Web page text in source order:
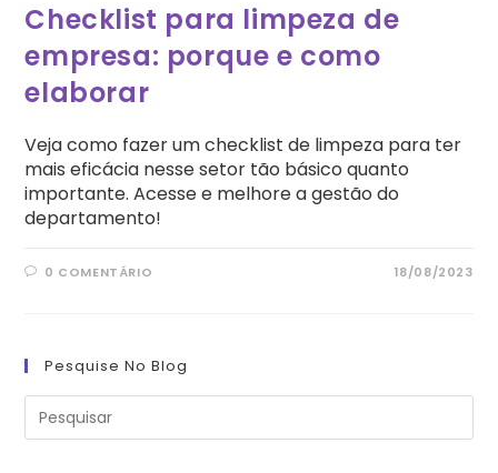
Checklist para limpeza de
empresa: porque e como
elaborar
Veja como fazer um checklist de limpeza para ter
mais eficácia nesse setor tão básico quanto
importante. Acesse e melhore a gestão do
departamento!
0 COMENTÁRIO 18/08/2023
Pesquise No Blog